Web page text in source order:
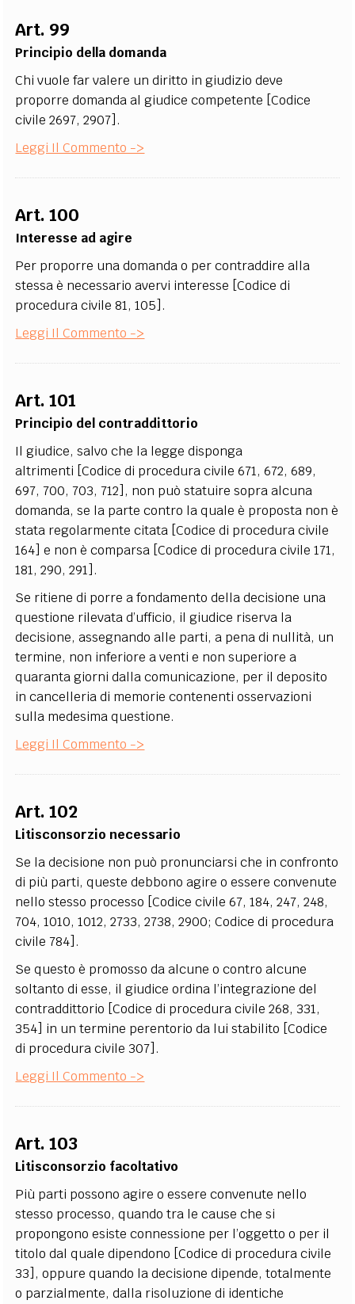
CODICI RUBRICHE PROCEEDINGS
SOCIAL MEDIA
Art. 99
Principio della domanda
Chi vuole far valere un diritto in giudizio deve
proporre domanda al giudice competente [Codice
civile 2697, 2907].
Leggi Il Commento ->
Art. 100
Interesse ad agire
Per proporre una domanda o per contraddire alla
stessa è necessario avervi interesse [Codice di
procedura civile 81, 105].
Leggi Il Commento ->
Art. 101
Principio del contraddittorio
Il giudice, salvo che la legge disponga
altrimenti [Codice di procedura civile 671, 672, 689,
697, 700, 703, 712], non può statuire sopra alcuna
domanda, se la parte contro la quale è proposta non è
stata regolarmente citata [Codice di procedura civile
164] e non è comparsa [Codice di procedura civile 171,
181, 290, 291].
Se ritiene di porre a fondamento della decisione una
questione rilevata d’ufficio, il giudice riserva la
decisione, assegnando alle parti, a pena di nullità, un
termine, non inferiore a venti e non superiore a
quaranta giorni dalla comunicazione, per il deposito
in cancelleria di memorie contenenti osservazioni
sulla medesima questione.
Leggi Il Commento ->
Art. 102
Litisconsorzio necessario
Se la decisione non può pronunciarsi che in confronto
di più parti, queste debbono agire o essere convenute
nello stesso processo [Codice civile 67, 184, 247, 248,
704, 1010, 1012, 2733, 2738, 2900; Codice di procedura
civile 784].
Se questo è promosso da alcune o contro alcune
soltanto di esse, il giudice ordina l’integrazione del
contraddittorio [Codice di procedura civile 268, 331,
354] in un termine perentorio da lui stabilito [Codice
di procedura civile 307].
Leggi Il Commento ->
Art. 103
Litisconsorzio facoltativo
Più parti possono agire o essere convenute nello
stesso processo, quando tra le cause che si
propongono esiste connessione per l’oggetto o per il
titolo dal quale dipendono [Codice di procedura civile
33], oppure quando la decisione dipende, totalmente
o parzialmente, dalla risoluzione di identiche